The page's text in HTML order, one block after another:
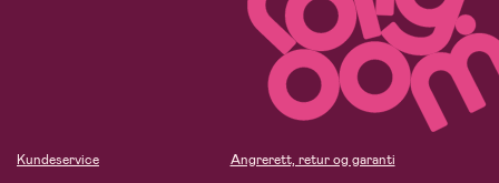
Kundeservice
Angrerett, retur og garanti